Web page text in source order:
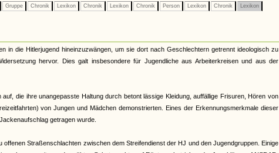
Gruppe Chronik Lexikon Chronik Lexikon Chronik Person Lexikon Chronik Lexikon
in die Hitlerjugend hineinzuzwängen, um sie dort nach Geschlechtern getrennt ideologisch zu
hervor. Dies galt insbesondere für Jugendliche aus Arbeiterkreisen und aus der
die ihre unangepasste Haltung durch betont lässige Kleidung, auffällige Frisuren, Hören von
von Jungen und Mädchen demonstrierten. Eines der Erkennungsmerkmale dieser
getragen wurde.
Straßenschlachten zwischen dem Streifendienst der HJ und den Jugendgruppen. Einige